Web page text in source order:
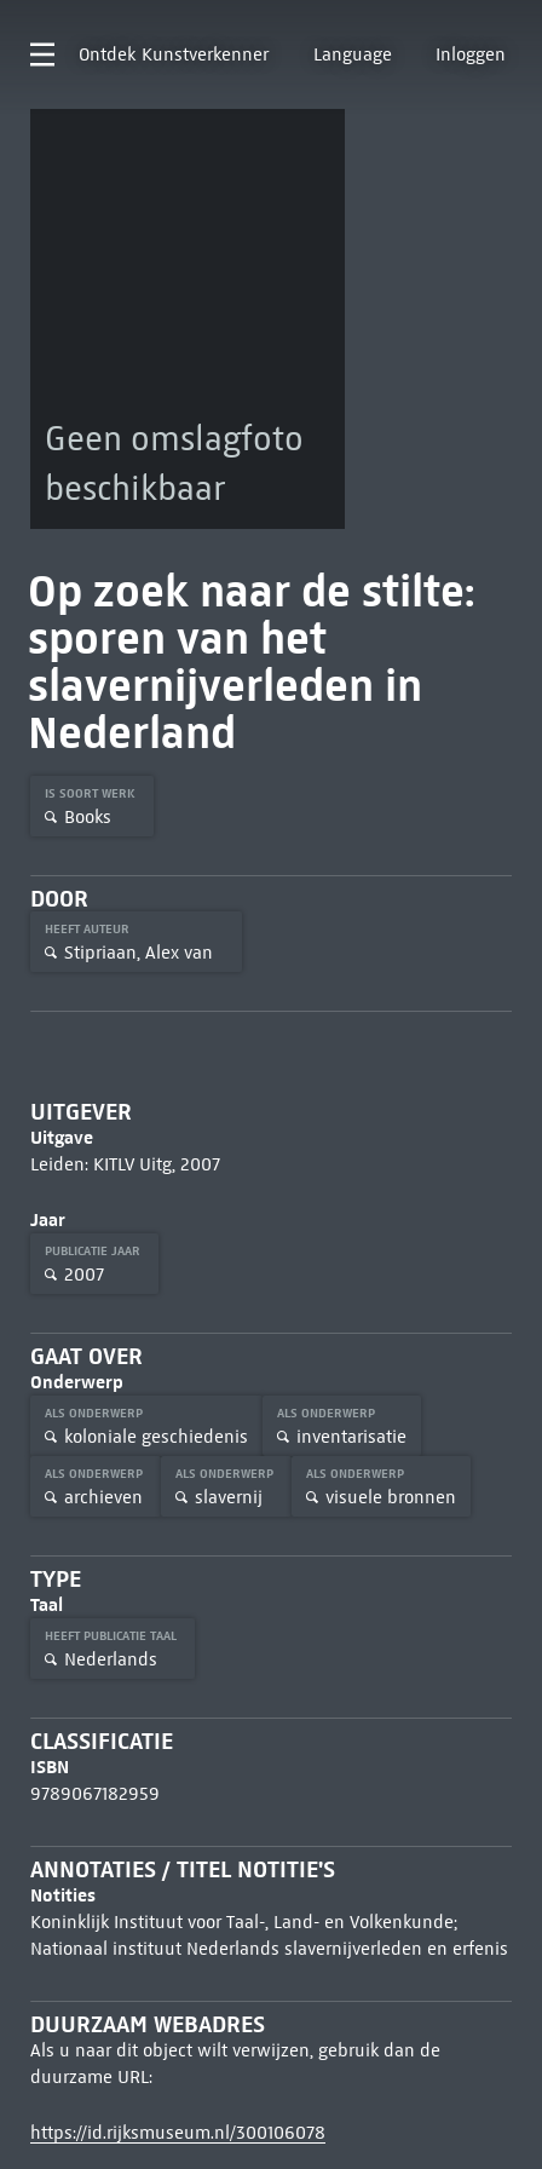
Ontdek Kunstverkenner Language Inloggen
Geen omslagfoto
beschikbaar
Op zoek naar de stilte:
sporen van het
slavernijverleden in
Nederland
IS SOORT WERK
Books
DOOR
HEEFT AUTEUR
Stipriaan, Alex van
UITGEVER
Uitgave
Leiden: KITLV Uitg, 2007
Jaar
PUBLICATIE JAAR
2007
GAAT OVER
Onderwerp
ALS ONDERWERP
koloniale geschiedenis
ALS ONDERWERP
inventarisatie
ALS ONDERWERP
archieven
ALS ONDERWERP
slavernij
ALS ONDERWERP
visuele bronnen
TYPE
Taal
HEEFT PUBLICATIE TAAL
Nederlands
CLASSIFICATIE
ISBN
9789067182959
ANNOTATIES / TITEL NOTITIE'S
Notities
Koninklijk Instituut voor Taal-, Land- en Volkenkunde;
Nationaal instituut Nederlands slavernijverleden en erfenis
DUURZAAM WEBADRES
Als u naar dit object wilt verwijzen, gebruik dan de
duurzame URL:
https://id.rijksmuseum.nl/300106078